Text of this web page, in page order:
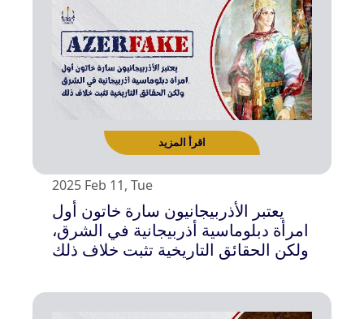
اقرأ المزيد
2025 Feb 11, Tue
يعتبر الأذربيجانيون سارة خاتون أول
امرأة دبلوماسية أذربيجانية في الشرق،
ولكن الحقائق التاريخية تثبت خلاف ذلك